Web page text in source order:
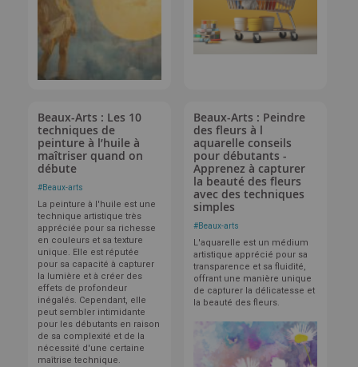
Beaux-Arts : Les 10
techniques de
peinture à l’huile à
maîtriser quand on
débute
#Beaux-arts
La peinture à l'huile est une
technique artistique très
appréciée pour sa richesse
en couleurs et sa texture
unique. Elle est réputée
pour sa capacité à capturer
la lumière et à créer des
effets de profondeur
inégalés. Cependant, elle
peut sembler intimidante
pour les débutants en raison
de sa complexité et de la
nécessité d'une certaine
maîtrise technique.
Beaux-Arts : Peindre
des fleurs à l
aquarelle conseils
pour débutants -
Apprenez à capturer
la beauté des fleurs
avec des techniques
simples
#Beaux-arts
L'aquarelle est un médium
artistique apprécié pour sa
transparence et sa fluidité,
offrant une manière unique
de capturer la délicatesse et
la beauté des fleurs.